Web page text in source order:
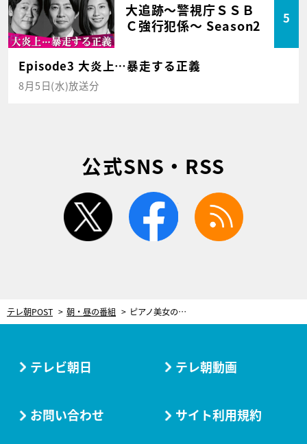
大追跡～警視庁ＳＳＢ
Ｃ強行犯係～ Season2
5
Episode3 大炎上…暴走する正義
8月5日(水)放送分
公式SNS・RSS
twitter facebook
テレ朝POST 朝・昼の番組 ピアノ美女の殺人、焼き芋屋が趣味で盗聴してた！田中美里＆小林稔侍が謎を追う
テレビ朝日 テレ朝動画
お問い合わせ サイト利用規約